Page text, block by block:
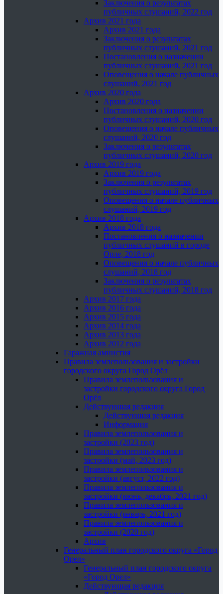
Заключения о результатах
публичных слушаний, 2022 год
Архив 2021 года
Архив 2021 года
Заключения о результатах
публичных слушаний, 2021 год
Постановления о назначении
публичных слушаний, 2021 год
Оповещения о начале публичных
слушаний, 2021 год
Архив 2020 года
Архив 2020 года
Постановления о назначении
публичных слушаний, 2020 год
Оповещения о начале публичных
слушаний, 2020 год
Заключения о результатах
публичных слушаний, 2020 год
Архив 2019 года
Архив 2019 года
Заключения о результатах
публичных слушаний, 2019 год
Оповещения о начале публичных
слушаний, 2019 год
Архив 2018 года
Архив 2018 года
Постановления о назначении
публичных слушаний в городе
Орле, 2018 год
Оповещения о начале публичных
слушаний, 2018 год
Заключения о результатах
публичных слушаний, 2018 год
Архив 2017 года
Архив 2016 года
Архив 2015 года
Архив 2014 года
Архив 2013 года
Архив 2012 года
Гаражная амнистия
Правила землепользования и застройки
городского округа Город Орёл
Правила землепользования и
застройки городского округа Город
Орёл
Действующая редакция
Действующая редакция
Информация
Правила землепользования и
застройки (2023 год)
Правила землепользования и
застройки (май, 2023 год)
Правила землепользования и
застройки (август, 2022 год)
Правила землепользования и
застройки (июнь, декабрь, 2021 год)
Правила землепользования и
застройки (январь, 2021 год)
Правила землепользования и
застройки (2020 год)
Архив
Генеральный план городского округа «Город
Орел»
Генеральный план городского округа
«Город Орел»
Действующая редакция